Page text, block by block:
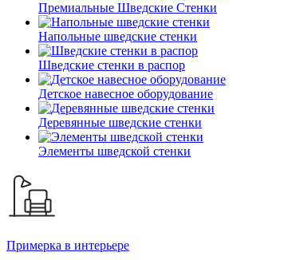
Премиальные Шведские Стенки
Напольные шведские стенки
Шведские стенки в распор
Детское навесное оборудование
Деревянные шведские стенки
Элементы шведской стенки
Примерка в интерьере